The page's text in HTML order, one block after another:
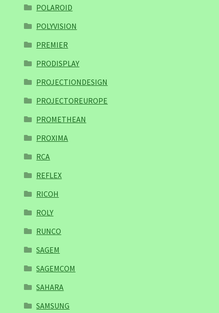
POLAROID
POLYVISION
PREMIER
PRODISPLAY
PROJECTIONDESIGN
PROJECTOREUROPE
PROMETHEAN
PROXIMA
RCA
REFLEX
RICOH
ROLY
RUNCO
SAGEM
SAGEMCOM
SAHARA
SAMSUNG